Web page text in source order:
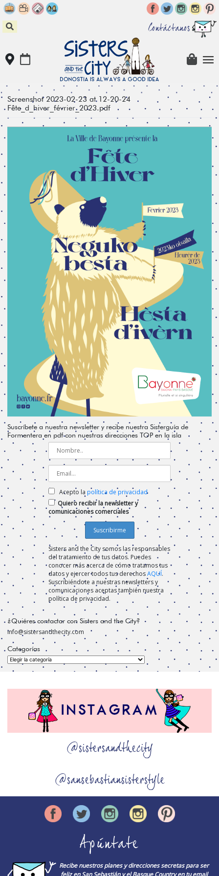
Skip
to
content
Contáctanos
Screenshot 2023-02-23 at 12-20-24
Fête_d_hiver_février_2023.pdf
Suscríbete a nuestra newsletter y recibe nuestra Sisterguía de
Formentera en pdf con nuestras direcciones TOP en la isla
Acepto la política de privacidad
Quiero recibir la newsletter y
comunicaciones comerciales
Sisters and the City somos las responsables
del tratamiento de tus datos. Puedes
conocer más acerca de cómo tratamos tus
datos y ejercer todos tus derechosAQUÍ.
Suscribiéndote a nuestras newsletters y
comunicaciones aceptas también nuestra
política de privacidad.
¿Quiéres contactar con Sisters and the City?
info@sistersandthecity.com
Categorías
Categorías
@sistersandthecity
@sansebastiansisterstyle
Apúntate
Recibe nuestros planes y direcciones secretas para ser
feliz en San Sebastián y el Basque Country en tu email